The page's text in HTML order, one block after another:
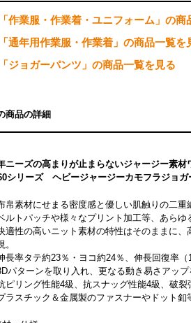
作業服・作業着・ユニフォーム」の商
通年用作業服・作業着」の商品一覧を
ジョガーパンツ」の商品一覧を見る
商品の詳細
ニーズの高まりが止まらないジャージー素
シリーズ ヘビージャージーカモフラジョガ
素材にせまる密度感と優しい肌触りの二重
トパッチや様々なプリント加工等、あらゆ
性の高いニット素材の特性はそのままに、
。
率タテ約23％・ヨコ約24％、伸長回復率（
パターンを取り入れ、更なる動き易さアップ
リング性能4級、抗スナッグ性能4級、破裂
スチック＆金属製のファスナーやドット釦